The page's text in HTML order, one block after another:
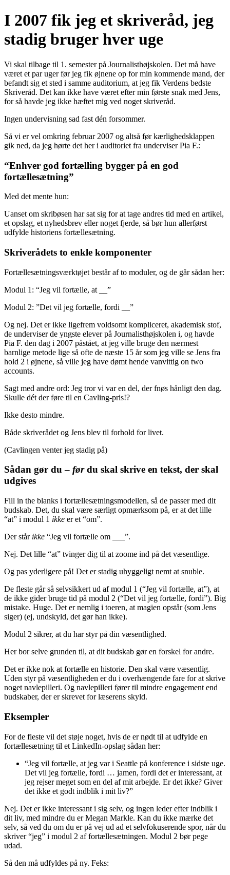
Videre
til
indhold
I 2007 fik jeg et skriveråd, jeg
stadig bruger hver uge
Vi skal tilbage til 1. semester på Journalisthøjskolen. Det må have
været et par uger før jeg fik øjnene op for min kommende mand, der
befandt sig et sted i samme auditorium, at jeg fik Verdens bedste
Skriveråd. Det kan ikke have været efter min første snak med Jens,
for så havde jeg ikke hæftet mig ved noget skriveråd.
Ingen undervisning sad fast dén forsommer.
Så vi er vel omkring februar 2007 og altså før kærlighedsklappen
gik ned, da jeg hørte det her i auditoriet fra underviser Pia F.:
“Enhver god fortælling bygger på en god
fortællesætning”
Med det mente hun:
Uanset om skribøsen har sat sig for at tage andres tid med en artikel,
et opslag, et nyhedsbrev eller noget fjerde, så bør hun allerførst
udfylde historiens fortællesætning.
Skriverådets to enkle komponenter
Fortællesætningsværktøjet består af to moduler, og de går sådan her:
Modul 1: “Jeg vil fortælle, at __”
Modul 2: ”Det vil jeg fortælle, fordi __”
Og nej. Det er ikke ligefrem voldsomt kompliceret, akademisk stof,
de underviser de yngste elever på Journalisthøjskolen i, og havde
Pia F. den dag i 2007 påstået, at jeg ville bruge den nærmest
barnlige metode lige så ofte de næste 15 år som jeg ville se Jens fra
hold 2 i øjnene, så ville jeg have dømt hende vanvittig on two
accounts.
Sagt med andre ord: Jeg tror vi var en del, der fnøs hånligt den dag.
Skulle dét der føre til en Cavling-pris!?
Ikke desto mindre.
Både skriverådet og Jens blev til forhold for livet.
(Cavlingen venter jeg stadig på)
Sådan gør du – førdu skal skrive en tekst, der skal
udgives
Fill in the blanks i fortællesætningsmodellen, så de passer med dit
budskab. Det, du skal være særligt opmærksom på, er at det lille
“at” i modul 1 ikke er et “om”.
Der står ikke “Jeg vil fortælle om ___”.
Nej. Det lille “at” tvinger dig til at zoome ind på det væsentlige.
Og pas yderligere på! Det er stadig uhyggeligt nemt at snuble.
De fleste går så selvsikkert ud af modul 1 (“Jeg vil fortælle, at”), at
de ikke gider bruge tid på modul 2 (“Det vil jeg fortælle, fordi”). Big
mistake. Huge. Det er nemlig i toeren, at magien opstår (som Jens
siger) (ej, undskyld, det gør han ikke).
Modul 2 sikrer, at du har styr på din væsentlighed.
Her bor selve grunden til, at dit budskab gør en forskel for andre.
Det er ikke nok at fortælle en historie. Den skal være væsentlig.
Uden styr på væsentligheden er du i overhængende fare for at skrive
noget navlepilleri. Og navlepilleri fører til mindre engagement end
budskaber, der er skrevet for læserens skyld.
Eksempler
For de fleste vil det støje noget, hvis de er nødt til at udfylde en
fortællesætning til et LinkedIn-opslag sådan her:
“Jeg vil fortælle, at jeg var i Seattle på konference i sidste uge.
Det vil jeg fortælle, fordi … jamen, fordi det er interessant, at
jeg rejser meget som en del af mit arbejde. Er det ikke? Giver
det ikke et godt indblik i mit liv?”
Nej. Det er ikke interessant i sig selv, og ingen leder efter indblik i
dit liv, med mindre du er Megan Markle. Kan du ikke mærke det
selv, så ved du om du er på vej ud ad et selvfokuserende spor, når du
skriver “jeg” i modul 2 af fortællesætningen. Modul 2 bør pege
udad.
Så den må udfyldes på ny. Feks: